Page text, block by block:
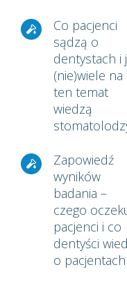
Co pacjenci
sądzą o
dentystach i
(nie)wiele na
ten temat
wiedzą
Zapowiedź
wyników
badania –
czego
pacjenci i co
dentyści
o pacjentach